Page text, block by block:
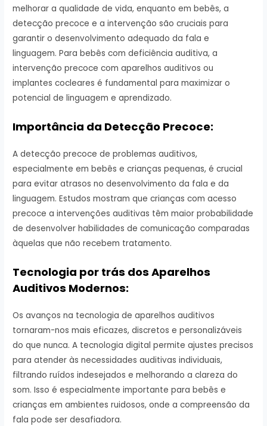
melhorar a qualidade de vida, enquanto em bebês, a
detecção precoce e a intervenção são cruciais para
garantir o desenvolvimento adequado da fala e
linguagem. Para bebês com deficiência auditiva, a
intervenção precoce com aparelhos auditivos ou
implantes cocleares é fundamental para maximizar o
potencial de linguagem e aprendizado.
Importância da Detecção Precoce:
A detecção precoce de problemas auditivos,
especialmente em bebês e crianças pequenas, é crucial
para evitar atrasos no desenvolvimento da fala e da
linguagem. Estudos mostram que crianças com acesso
precoce a intervenções auditivas têm maior probabilidade
de desenvolver habilidades de comunicação comparadas
àquelas que não recebem tratamento.
Tecnologia por trás dos Aparelhos
Auditivos Modernos:
Os avanços na tecnologia de aparelhos auditivos
tornaram-nos mais eficazes, discretos e personalizáveis
do que nunca. A tecnologia digital permite ajustes precisos
para atender às necessidades auditivas individuais,
filtrando ruídos indesejados e melhorando a clareza do
som. Isso é especialmente importante para bebês e
crianças em ambientes ruidosos, onde a compreensão da
fala pode ser desafiadora.